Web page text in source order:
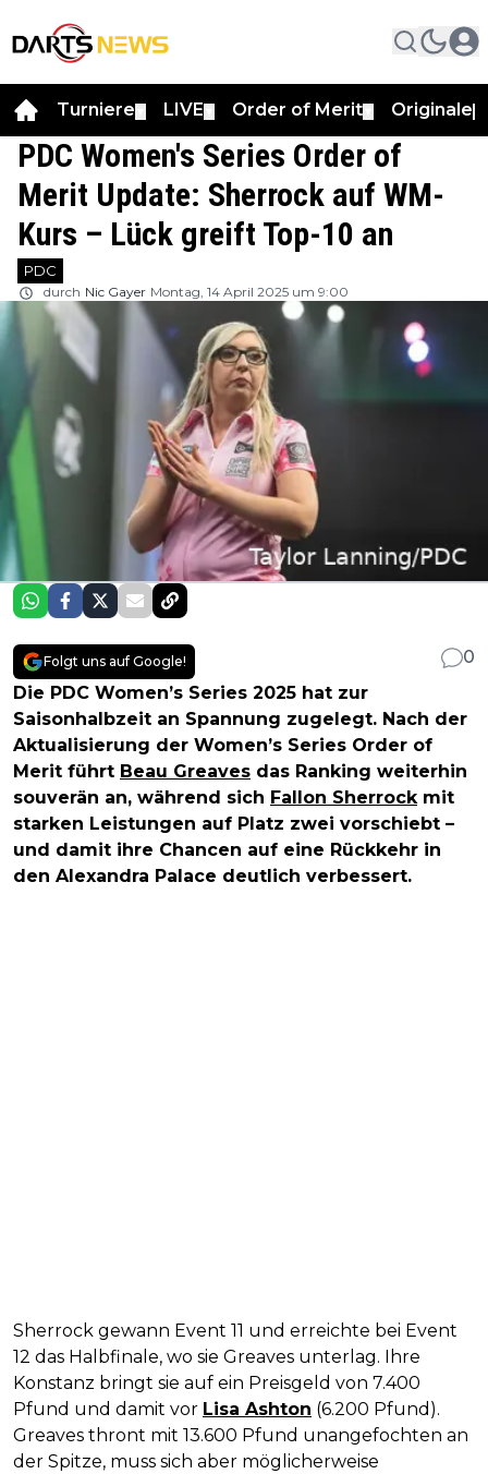
Turniere LIVE Order of Merit Originale
PDC Women's Series Order of
Merit Update: Sherrock auf WM-
Kurs – Lück greift Top-10 an
PDC
durch Nic Gayer Montag, 14 April 2025 um 9:00
Folgt uns auf Google!
0
Die PDC Women’s Series 2025 hat zur
Saisonhalbzeit an Spannung zugelegt. Nach der
Aktualisierung der Women’s Series Order of
Merit führt Beau Greaves das Ranking weiterhin
souverän an, während sich Fallon Sherrockmit
starken Leistungen auf Platz zwei vorschiebt –
und damit ihre Chancen auf eine Rückkehr in
den Alexandra Palace deutlich verbessert.
Sherrock gewann Event 11 und erreichte bei Event
12 das Halbfinale, wo sie Greaves unterlag. Ihre
Konstanz bringt sie auf ein Preisgeld von 7.400
Pfund und damit vor Lisa Ashton (6.200 Pfund).
Greaves thront mit 13.600 Pfund unangefochten an
der Spitze, muss sich aber möglicherweise